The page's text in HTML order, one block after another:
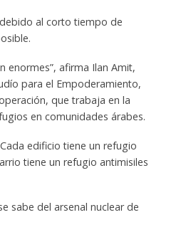
al corto tiempo de
enormes”, afirma Ilan Amit,
para el Empoderamiento,
que trabaja en la
en comunidades árabes.
Cada edificio tiene un refugio
tiene un refugio antimisiles
sabe del arsenal nuclear de